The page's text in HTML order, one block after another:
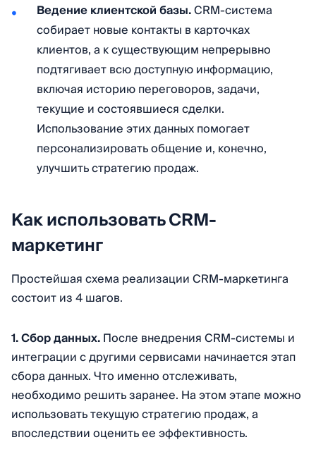
Ведение клиентской базы.CRM-система
собирает новые контакты в карточках
клиентов, а к существующим непрерывно
подтягивает всю доступную информацию,
включая историю переговоров, задачи,
текущие и состоявшиеся сделки.
Использование этих данных помогает
персонализировать общение и, конечно,
улучшить стратегию продаж.
Как использовать CRM-
маркетинг
Простейшая схема реализации CRM-маркетинга
состоит из 4 шагов.
1. Сбор данных.После внедрения CRM-системы и
интеграции с другими сервисами начинается этап
сбора данных. Что именно отслеживать,
необходимо решить заранее. На этом этапе можно
использовать текущую стратегию продаж, а
впоследствии оценить ее эффективность.